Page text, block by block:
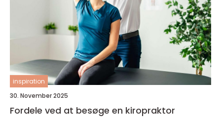
inspiration
30. November 2025
Fordele ved at besøge en kiropraktor